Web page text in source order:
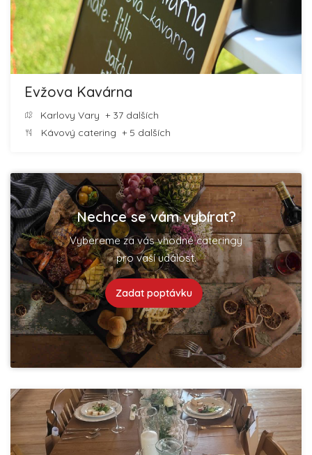
Evžova Kavárna
Karlovy Vary + 37 dalších
Kávový catering + 5 dalších
Nechce se vám vybírat?
Vybereme za vás vhodné cateringy
pro vaší událost.
Zadat poptávku